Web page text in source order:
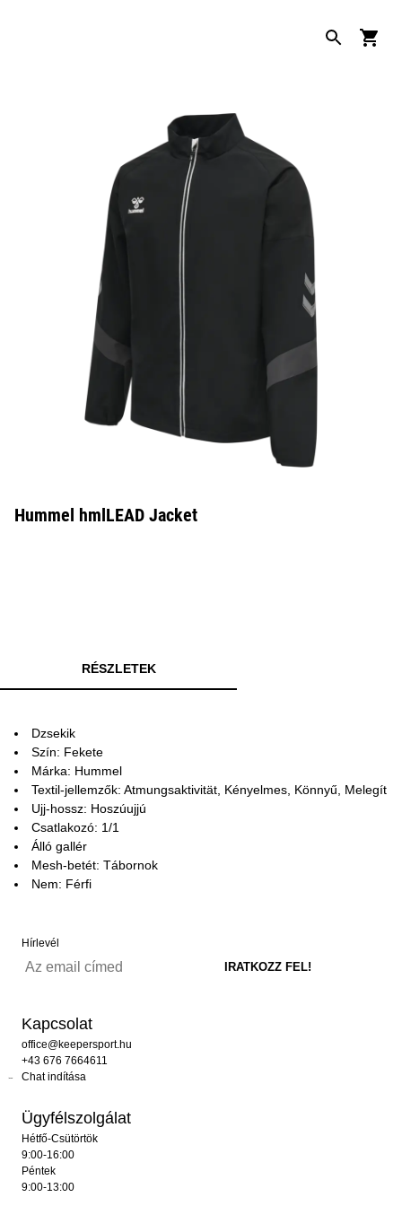
Hummel hmlLEAD Jacket
RÉSZLETEK
Dzsekik
Szín: Fekete
Márka: Hummel
Textil-jellemzők: Atmungsaktivität, Kényelmes, Könnyű, Melegít
Ujj-hossz: Hoszúujjú
Csatlakozó: 1/1
Álló gallér
Mesh-betét: Tábornok
Nem: Férfi
Hírlevél
Kapcsolat
office@keepersport.hu
+43 676 7664611
Chat indítása
Ügyfélszolgálat
Hétfő-Csütörtök
9:00-16:00
Péntek
9:00-13:00